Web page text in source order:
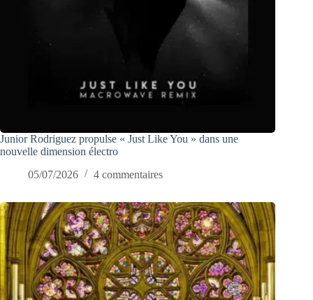
Junior Rodriguez propulse « Just Like You » dans une
nouvelle dimension électro
05/07/2026
4 commentaires